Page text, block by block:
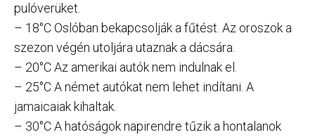
pulóverüket.
– 18°C Oslóban bekapcsolják a fűtést. Az oroszok a
szezon végén utoljára utaznak a dácsára.
– 20°C Az amerikai autók nem indulnak el.
– 25°C A német autókat nem lehet indítani. A
jamaicaiak kihaltak.
– 30°C A hatóságok napirendre tűzik a hontalanok